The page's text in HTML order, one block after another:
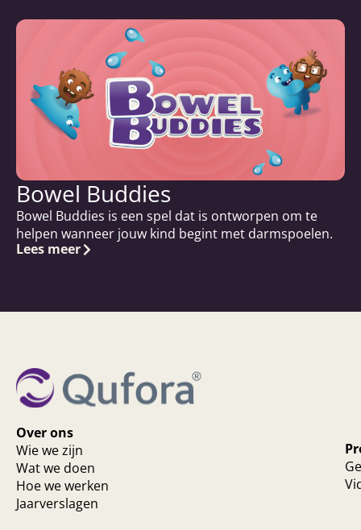
Bowel Buddies
Bowel Buddies is een spel dat is ontworpen om te
helpen wanneer jouw kind begint met darmspoelen.
Lees meer
Over ons
Wie we zijn
Wat we doen
Hoe we werken
Jaarverslagen